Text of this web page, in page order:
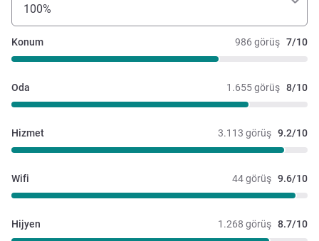
100%
986 görüş 7/10
Konum
1.655 görüş 8/10
Oda
3.113 görüş 9.2/10
Hizmet
44 görüş 9.6/10
Wifi
1.268 görüş 8.7/10
Hijyen